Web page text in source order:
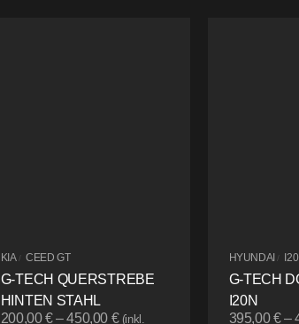
KIA / CEED GT
G-TECH QUERSTREBE
HINTEN STAHL
200,00€–450,00 € (inkl.
HYUNDAI /
G-TECH
I20N
395,00€–